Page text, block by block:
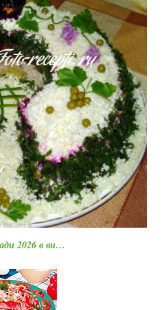
2026 в ви…